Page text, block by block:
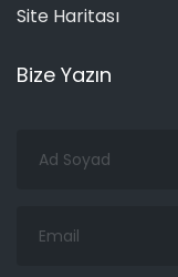
Site Haritası
Bize Yazın
Soyad